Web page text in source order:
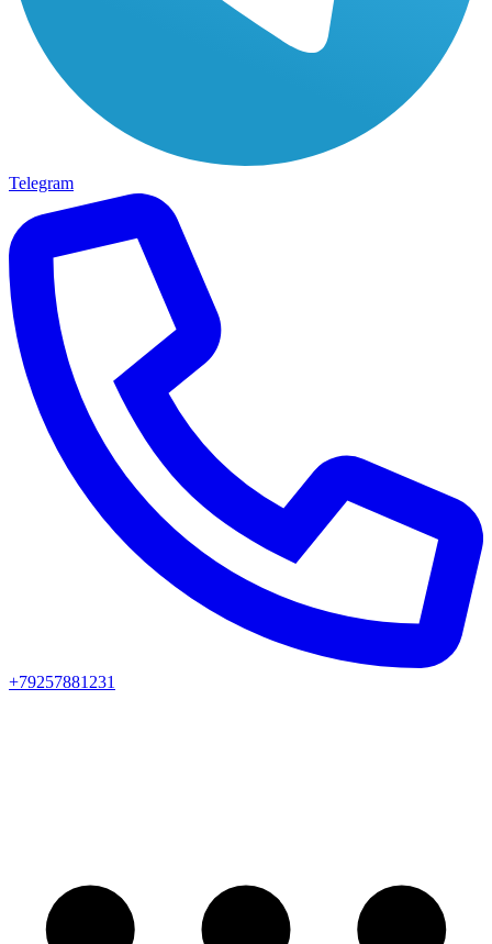
Telegram
+79257881231